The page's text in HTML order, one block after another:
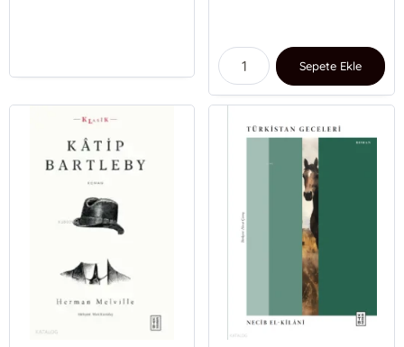
Sepete Ekle